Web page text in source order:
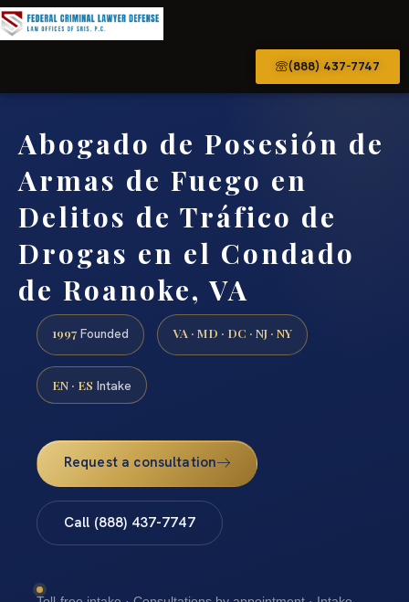
(888) 437-7747
Abogado de Posesión de
Armas de Fuego en
Delitos de Tráfico de
Drogas en el Condado
de Roanoke, VA
1997 Founded VA · MD · DC · NJ · NY
EN · ES Intake
Request a consultation
Call (888) 437-7747